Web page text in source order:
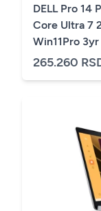
DELL Pro 14
Core Ultra 7
Win11Pro
265.260